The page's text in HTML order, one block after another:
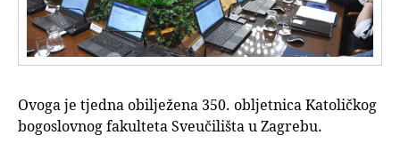
Ovoga je tjedna obilježena 350. obljetnica Katoličkog
bogoslovnog fakulteta Sveučilišta u Zagrebu.